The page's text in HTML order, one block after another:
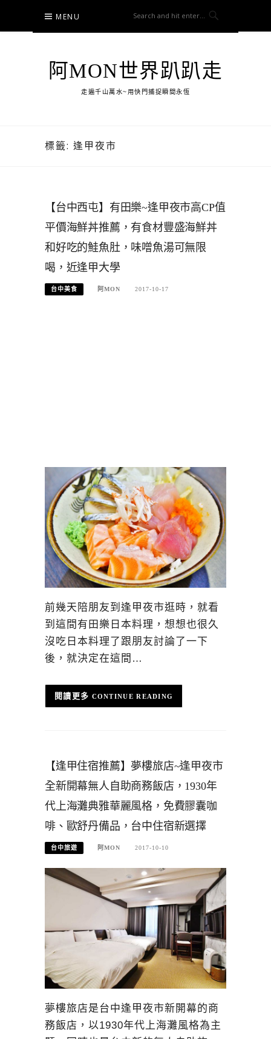
content
MENU
阿MON世界趴趴走
走遍千山萬水~用快門捕捉瞬間永恆
標籤: 逢甲夜市
【台中西屯】有田樂~逢甲夜市高CP值
平價海鮮丼推薦，有食材豐盛海鮮丼
和好吃的鮭魚肚，味噌魚湯可無限
喝，近逢甲大學
台中美食 阿MON 2017-10-17
前幾天陪朋友到逢甲夜市逛時，就看
到這間有田樂日本料理，想想也很久
沒吃日本料理了跟朋友討論了一下
後，就決定在這間…
CONTINUE READING
【逢甲住宿推薦】夢樓旅店~逢甲夜市
全新開幕無人自助商務飯店，1930年
代上海灘典雅華麗風格，免費膠囊咖
啡、歐舒丹備品，台中住宿新選擇
台中旅遊 阿MON 2017-10-10
夢樓旅店是台中逢甲夜市新開幕的商
務飯店，以1930年代上海灘風格為主